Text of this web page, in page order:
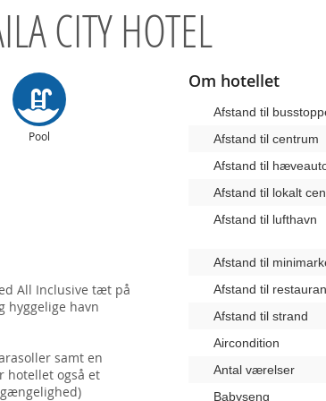
CITY HOTEL
Pool
All Inclusive tæt på
hyggelige havn
samt en
hotellet også et
Om hotellet
Afstand til
Afstand til centrum
Afstand til
Afstand til lokalt
Afstand til lufthavn
Afstand til
Afstand til
Afstand til strand
Aircondition
Antal værelser
Babyseng